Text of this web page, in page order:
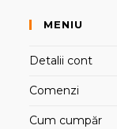
MENIU
Detalii cont
Comenzi
Cum cumpăr